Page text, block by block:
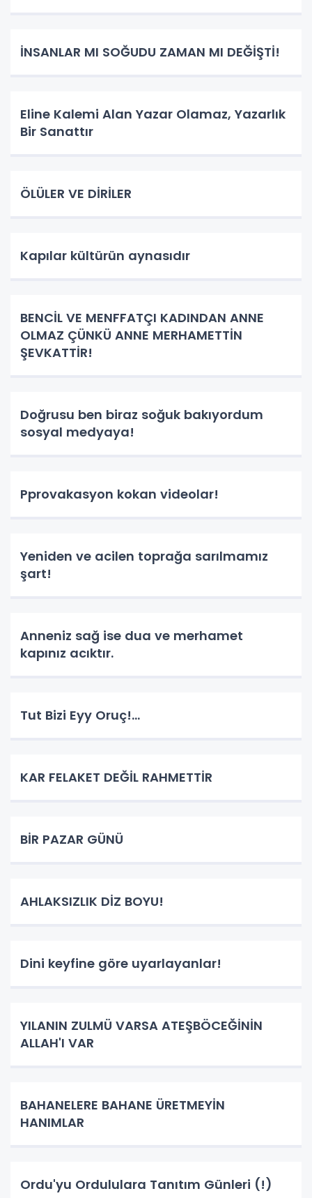
İNSANLAR MI SOĞUDU ZAMAN MI DEĞİŞTİ!
Eline Kalemi Alan Yazar Olamaz, Yazarlık
Bir Sanattır
ÖLÜLER VE DİRİLER
Kapılar kültürün aynasıdır
BENCİL VE MENFFATÇI KADINDAN ANNE
OLMAZ ÇÜNKÜ ANNE MERHAMETTİN
ŞEVKATTİR!
Doğrusu ben biraz soğuk bakıyordum
sosyal medyaya!
Pprovakasyon kokan videolar!
Yeniden ve acilen toprağa sarılmamız
şart!
Anneniz sağ ise dua ve merhamet
kapınız acıktır.
Tut Bizi Eyy Oruç!...
KAR FELAKET DEĞİL RAHMETTİR
BİR PAZAR GÜNÜ
AHLAKSIZLIK DİZ BOYU!
Dini keyfine göre uyarlayanlar!
YILANIN ZULMÜ VARSA ATEŞBÖCEĞİNİN
ALLAH'I VAR
BAHANELERE BAHANE ÜRETMEYİN
HANIMLAR
Ordu'yu Ordululara Tanıtım Günleri (!)